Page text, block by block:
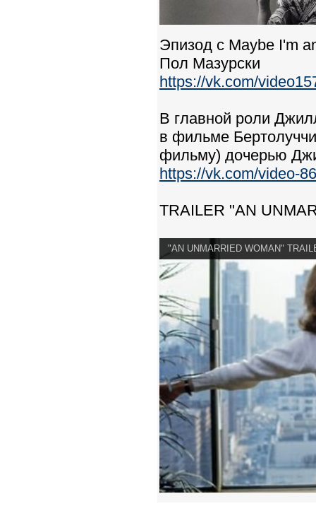
Эпизод с Maybe I'm
Пол Мазурски
https://vk.com/
В главной роли
в фильме
фильму) дочерью
https://vk.com/video-
TRAILER "AN
"AN UNMARRIED WOMAN"